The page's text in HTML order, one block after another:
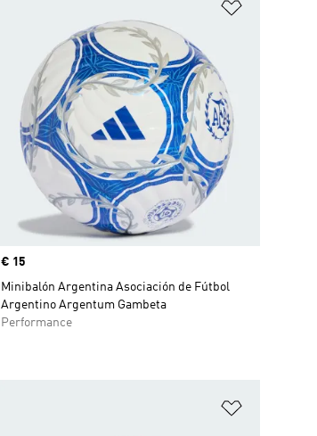
Precio
€ 15
Minibalón Argentina Asociación de Fútbol
Argentino Argentum Gambeta
Performance